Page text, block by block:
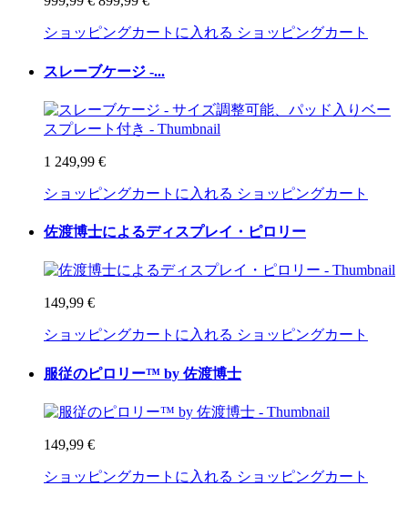
ショッピングカートに入れる ショッピングカート
スレーブケージ -...
1 249,99 €
ショッピングカートに入れる ショッピングカート
佐渡博士によるディスプレイ・ピロリー
149,99 €
ショッピングカートに入れる ショッピングカート
服従のピロリー™ by 佐渡博士
149,99 €
ショッピングカートに入れる ショッピングカート